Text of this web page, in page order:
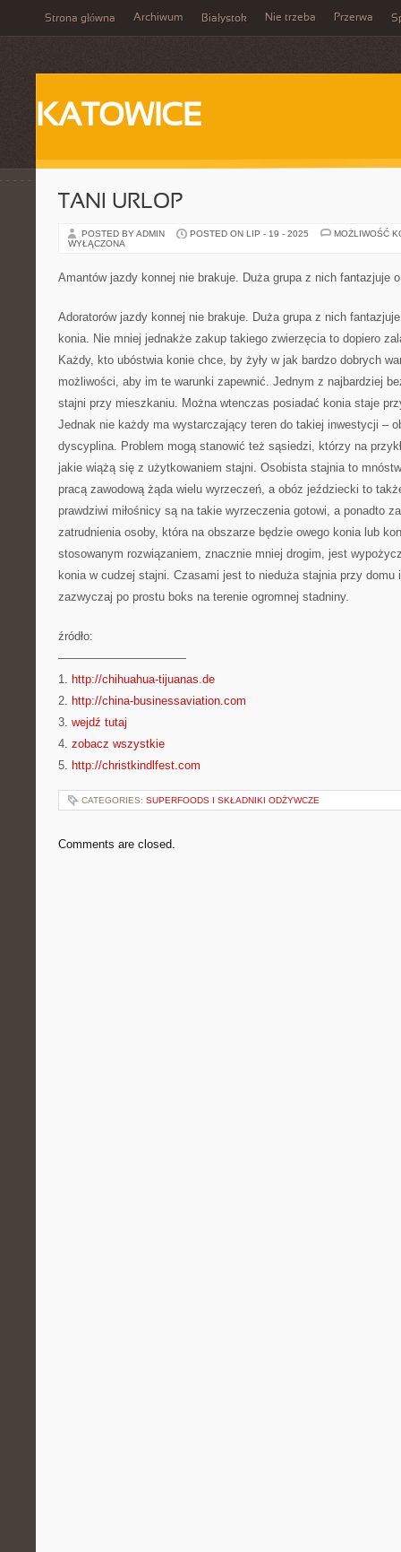
Strona główna Archiwum Białystok Nie trzeba Przerwa
KATOWICE
TANI URLOP
POSTED BY ADMIN POSTED ON LIP - 19 - 2025
MOŻLIWOŚĆ
WYŁĄCZONA
Amantów jazdy konnej nie brakuje. Duża grupa z nich fantazjuje
Adoratorów jazdy konnej nie brakuje. Duża grupa z nich
konia. Nie mniej jednakże zakup takiego zwierzęcia to dopiero
Każdy, kto ubóstwia konie chce, by żyły w jak bardzo dobrych
możliwości, aby im te warunki zapewnić. Jednym z najbardziej
stajni przy mieszkaniu. Można wtenczas posiadać konia staje
Jednak nie każdy ma wystarczający teren do takiej inwestycji –
dyscyplina. Problem mogą stanowić też sąsiedzi, którzy na
jakie wiążą się z użytkowaniem stajni. Osobista stajnia to
pracą zawodową żąda wielu wyrzeczeń, a obóz jeździecki to
prawdziwi miłośnicy są na takie wyrzeczenia gotowi, a ponadto
zatrudnienia osoby, która na obszarze będzie owego konia lub
stosowanym rozwiązaniem, znacznie mniej drogim, jest
konia w cudzej stajni. Czasami jest to nieduża stajnia przy domu
zazwyczaj po prostu boks na terenie ogromnej stadniny.
źródło:
———————————
1. http://chihuahua-tijuanas.de
2. http://china-businessaviation.com
3. wejdź tutaj
4. zobacz wszystkie
5. http://christkindlfest.com
CATEGORIES: SUPERFOODS I SKŁADNIKI ODŻYWCZE
Comments are closed.